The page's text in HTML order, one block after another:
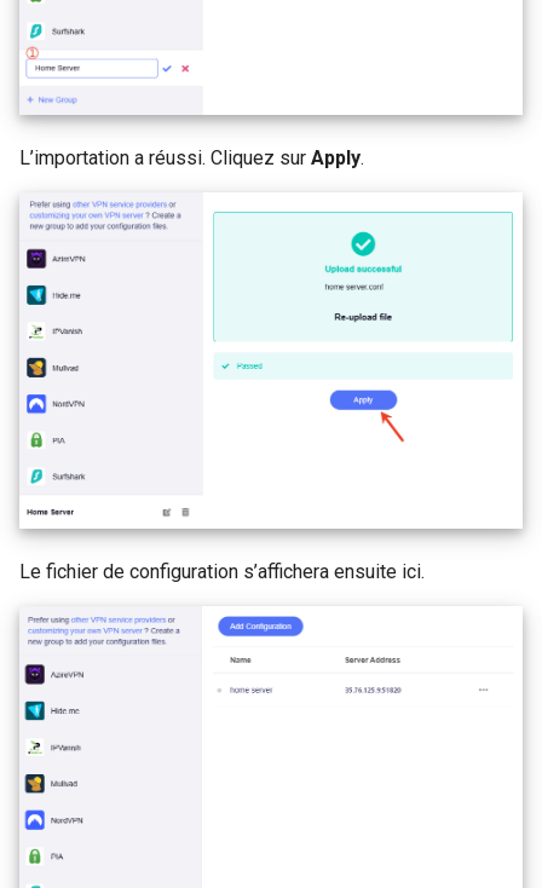
L’importation a réussi. Cliquez sur Apply.
Le fichier de configuration s’affichera ensuite ici.